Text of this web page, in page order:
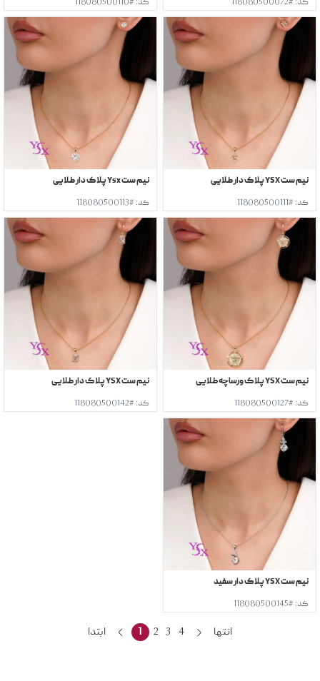
کد: #118080500072 کد: #118080500110
نیم ست YSX پلاک دار طلایی
کد: #118080500111
نیم ست Ysx پلاک دار طلایی
کد: #118080500113
نیم ست YSX پلاک ورساچه طلایی
کد: #118080500127
نیم ست YSX پلاک دار طلایی
کد: #118080500142
نیم ست YSX پلاک دار سفید
کد: #118080500145
ابتدا 1 2 3 4 انتها